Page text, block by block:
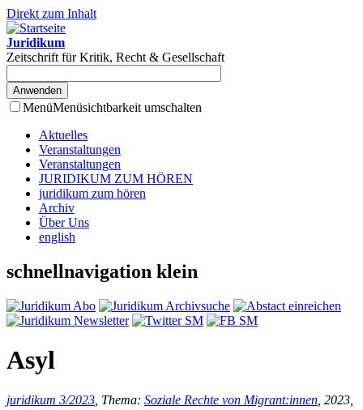
Direkt zum Inhalt
Juridikum
Zeitschrift für Kritik, Recht & Gesellschaft
MenüMenüsichtbarkeit umschalten
Aktuelles
Veranstaltungen
Veranstaltungen
JURIDIKUM ZUM HÖREN
juridikum zum hören
Archiv
Über Uns
english
schnellnavigation klein
Asyl
juridikum 3/2023 , Thema: Soziale Rechte von Migrant:innen , 2023,